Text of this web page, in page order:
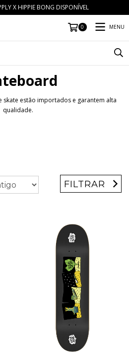
X HIPPIE BONG DISPONÍVEL
0 MENU
estão importados e garantem alta
qualidade.
FILTRAR